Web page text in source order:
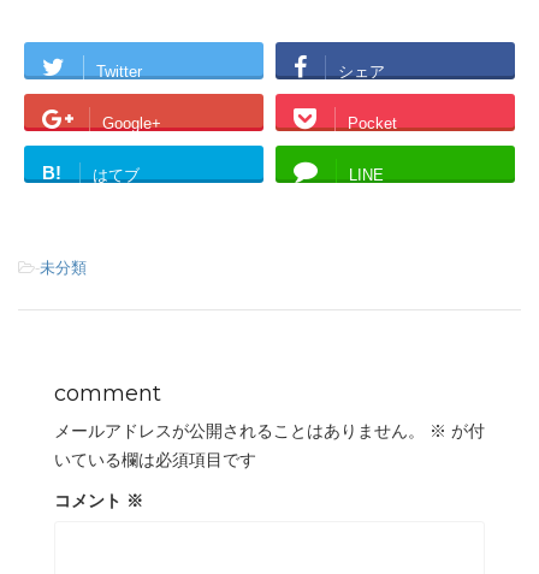
Twitter シェア
Google+ Pocket
B! はてブ LINE
-未分類
comment
メールアドレスが公開されることはありません。 ※ が付
いている欄は必須項目です
コメント ※